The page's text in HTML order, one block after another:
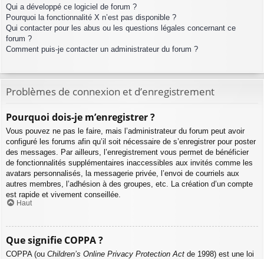
Qui a développé ce logiciel de forum ?
Pourquoi la fonctionnalité X n’est pas disponible ?
Qui contacter pour les abus ou les questions légales concernant ce
forum ?
Comment puis-je contacter un administrateur du forum ?
Problèmes de connexion et d’enregistrement
Pourquoi dois-je m’enregistrer ?
Vous pouvez ne pas le faire, mais l’administrateur du forum peut avoir
configuré les forums afin qu’il soit nécessaire de s’enregistrer pour poster
des messages. Par ailleurs, l’enregistrement vous permet de bénéficier
de fonctionnalités supplémentaires inaccessibles aux invités comme les
avatars personnalisés, la messagerie privée, l’envoi de courriels aux
autres membres, l’adhésion à des groupes, etc. La création d’un compte
est rapide et vivement conseillée.
Haut
Que signifie COPPA ?
COPPA (ou Children’s Online Privacy Protection Act de 1998) est une loi